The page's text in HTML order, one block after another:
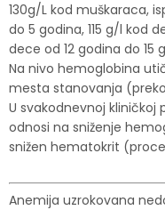
130g/L kod muškaraca,
do 5 godina, 115 g/l kod
dece od 12 godina do 15
Na nivo hemoglobina
mesta stanovanja
U svakodnevnoj kliničkoj
odnosi na sniženje
snižen hematokrit
Anemija uzrokovana